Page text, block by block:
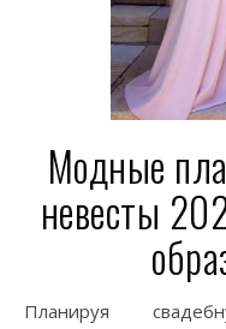
Модные
невесты
Планируя свадебную церемонию, невеста